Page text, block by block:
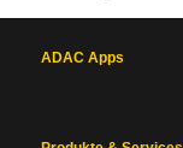
ADAC Apps